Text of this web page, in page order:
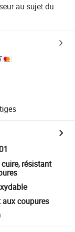
au sujet du
cuire, résistant
aux coupures